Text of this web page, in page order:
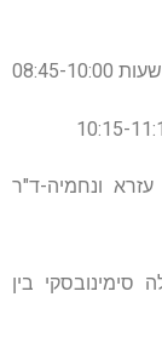
10:00
ונחמיה-ד"ר
בין